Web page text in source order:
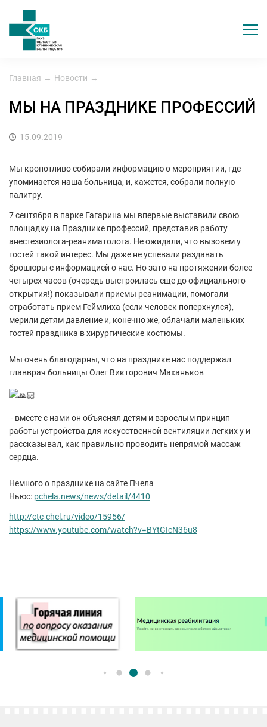
Главная → Новости →
МЫ НА ПРАЗДНИКЕ ПРОФЕССИЙ
15.09.2019
Мы кропотливо собирали информацию о мероприятии, где
упоминается наша больница, и, кажется, собрали полную
палитру.
7 сентября в парке Гагарина мы впервые выставили свою
площадку на Празднике профессий, представив работу
анестезиолога-реаниматолога. Не ожидали, что вызовем у
гостей такой интерес. Мы даже не успевали раздавать
брошюры с информацией о нас. Но зато на протяжении более
четырех часов (очередь выстроилась еще до официального
открытия!) показывали приемы реанимации, помогали
отработать прием Геймлиха (если человек поперхнулся),
мерили детям давление и, конечно же, облачали маленьких
гостей праздника в хирургические костюмы.
Мы очень благодарны, что на празднике нас поддержал
главврач больницы Олег Викторович Маханьков
- вместе с нами он объяснял детям и взрослым принцип
работы устройства для искусственной вентиляции легких у и
рассказывал, как правильно проводить непрямой массаж
сердца.
Немного о празднике на сайте Пчела
Ньюс: pchela.news/news/detail/4410
http://ctc-chel.ru/video/15956/
https://www.youtube.com/watch?v=BYtGIcN36u8